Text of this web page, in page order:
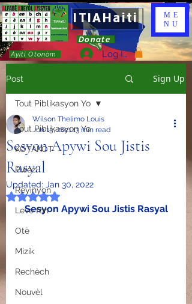
ITIAHaiti
Donate
Ayiti Otonòm Log In
ME
NU
Post Sign Up
Tout Piblikasyon Yo
KÒTAKÒT
Pwezi
Reyinyon
Leve fon
Otè
Mizik
Rechèch
Nouvèl
Tout Piblikasyon Yo
Sesyon Apywi Sou Jistis
Rasyal
Wilson Thelimo Louis
Jun 15, 202113 min read
Updated: Jan 30, 2022
Rated NaN out of 5 stars.
Sesyon Apywi Sou Jistis Rasyal